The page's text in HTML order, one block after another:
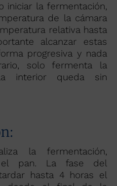
iniciar la fermentación,
de la cámara
relativa hasta
alcanzar estas
progresiva y nada
solo fermenta la
interior queda sin
la fermentación,
el pan. La fase del
hasta 4 horas el